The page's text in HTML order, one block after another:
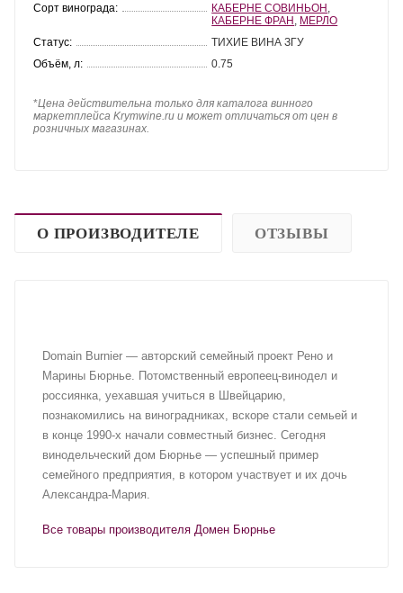
Сорт винограда:
КАБЕРНЕ СОВИНЬОН
КАБЕРНЕ ФРАН МЕРЛО
Статус:
ТИХИЕ ВИНА ЗГУ
Объём, л:
0.75
*Цена действительна только для каталога винного
маркетплейса Krymwine.ru и может отличаться от цен в
розничных магазинах.
О ПРОИЗВОДИТЕЛЕ ОТЗЫВЫ
Domain Burnier — авторский семейный проект Рено и
Марины Бюрнье. Потомственный европеец-винодел и
россиянка, уехавшая учиться в Швейцарию,
познакомились на виноградниках, вскоре стали семьей и
в конце 1990-х начали совместный бизнес. Сегодня
винодельческий дом Бюрнье — успешный пример
семейного предприятия, в котором участвует и их дочь
Александра-Мария.
Все товары производителя Домен Бюрнье